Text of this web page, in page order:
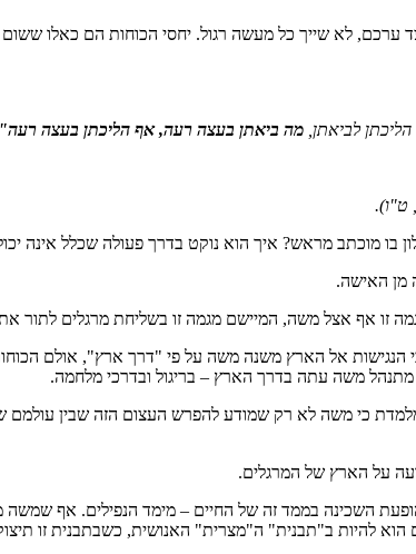
ערכם, לא שייך כל מעשה רגול. יחסי הכוחות הם כאלו
לביאתן, מה ביאתן בעצה רעה, אף הליכתן בעצה רעה"
ט"ו).
מוכתב מראש? איך הוא נוקט בדרך פעולה שכלל אינה
מן האישה.
זו אף אצל משה, המיישם מגמה זו בשליחת מרגלים לתור
אל הארץ משנה משה על פי "דרך ארץ", אולם
משה עתה בדרך הארץ – בריגול ובדרכי מלחמה.
כי משה לא רק שמודע להפרש העצום הזה שבין
על הארץ של המרגלים.
השכינה בממד זה של החיים – מימד הנפילים. אף שמשה
להיות ב"תבנית" ה"מצרית" האנושית, כשבתבנית זו